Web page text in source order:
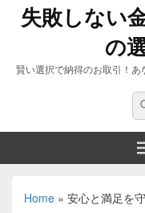
失敗しない
の
賢い選択で納得のお取引！
検
Home » 安心と満足を